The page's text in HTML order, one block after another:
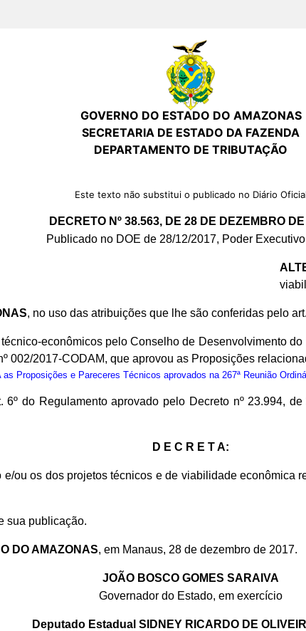
GOVERNO DO ESTADO DO AMAZONAS
SECRETARIA DE ESTADO DA FAZENDA
DEPARTAMENTO DE TRIBUTAÇÃO
Este texto não substitui o publicado no Diário Oficial
DECRETO Nº 38.563, DE 28 DE DEZEMBRO
Publicado no DOE de 28/12/2017, Poder
, no uso das atribuições que lhe são conferidas pelo
econômicos pelo Conselho de Desenvolvimento
002/2017-CODAM, que aprovou as Proposições
as Proposições e Pareceres Técnicos aprovados na 267ª Reunião
do Regulamento aprovado pelo Decreto nº 23.994,
D E C R E T A:
ou os dos projetos técnicos e de viabilidade econômica
sua publicação.
DO AMAZONAS, em Manaus, 28 de dezembro de 2017.
JOÃO BOSCO GOMES SARAIVA
Governador do Estado, em exercício
Deputado Estadual SIDNEY RICARDO DE